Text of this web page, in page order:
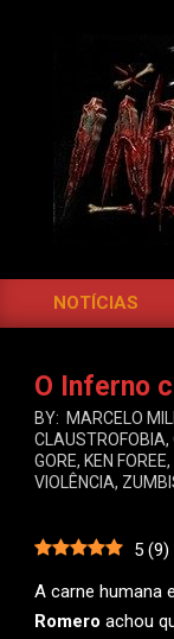
BOCA
DO
Primary
Menu
NOTÍCIAS
O Inferno
BY: MARCELO
CLAUSTROFOBIA,
GORE, KEN FOREE,
VIOLÊNCIA,
5 (9)
A carne humana
Romero achou